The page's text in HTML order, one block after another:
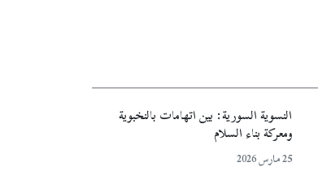
النسوية السورية: بين اتهامات بالنخبوية
ومعركة بناء السلام
25 مارس 2026